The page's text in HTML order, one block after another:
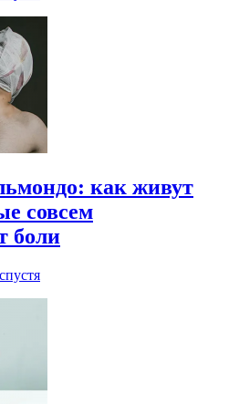
как живут
совсем
боли